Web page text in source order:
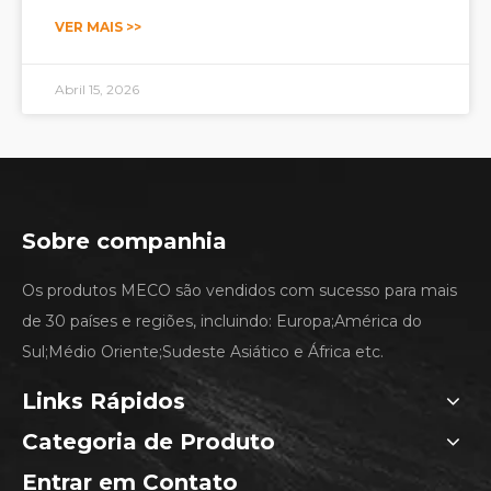
conforto térmico, a eficiência energética, a
manutenção e até mesmo a estética do imóvel.
VER MAIS >>
Abril 15, 2026
Sobre companhia
Os produtos MECO são vendidos com sucesso para mais
de 30 países e regiões, incluindo: Europa;América do
Sul;Médio Oriente;Sudeste Asiático e África etc.
Links Rápidos
Categoria de Produto
Entrar em Contato